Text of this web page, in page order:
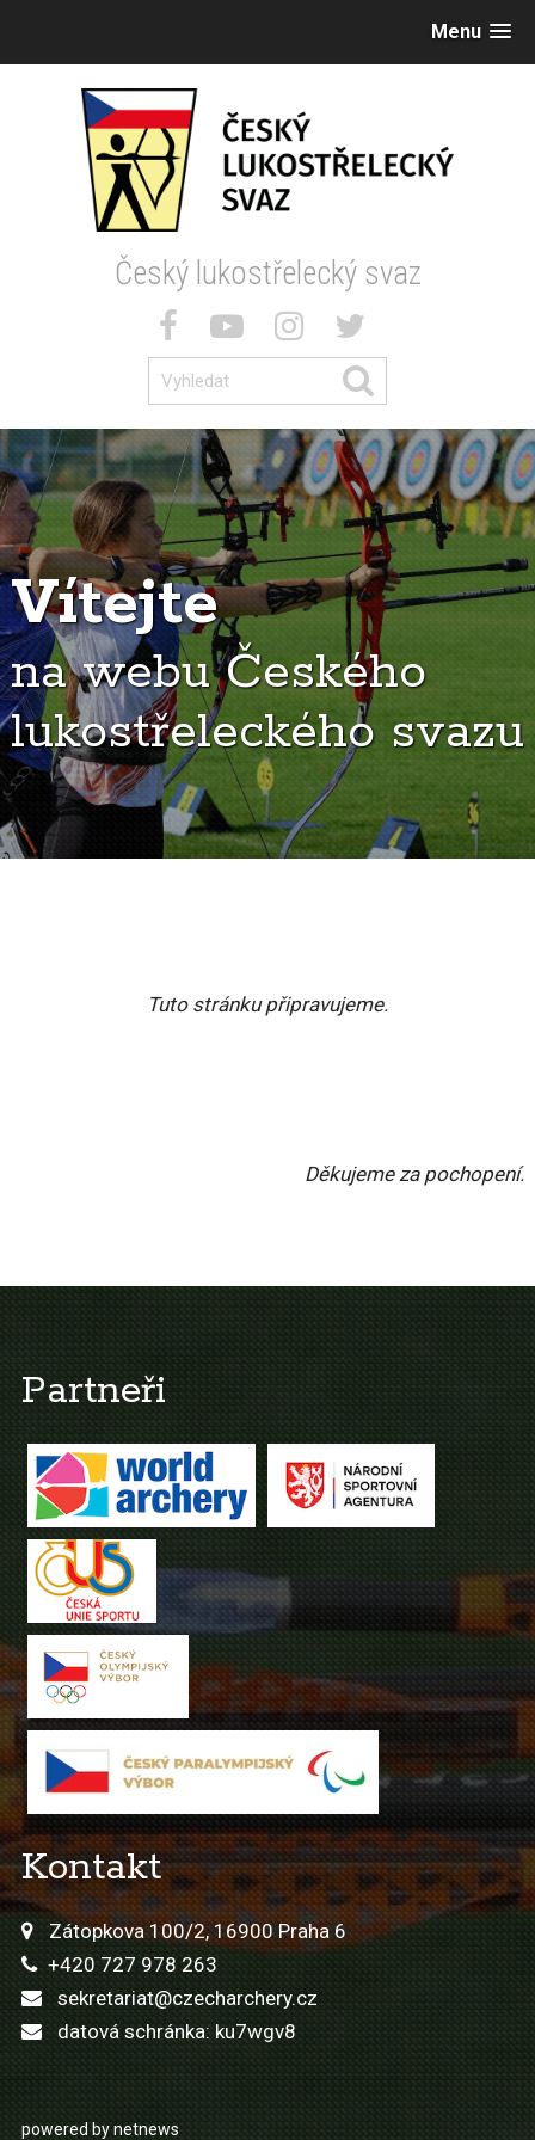
Menu
Český lukostřelecký svaz
Vítejte
na webu Českého
lukostřeleckého svazu
Tuto stránku připravujeme.
Děkujeme za pochopení.
Partneři
Kontakt
Zátopkova 100/2, 16900 Praha 6
+420 727 978 263
sekretariat@czecharchery.cz
datová schránka: ku7wgv8
powered by netnews